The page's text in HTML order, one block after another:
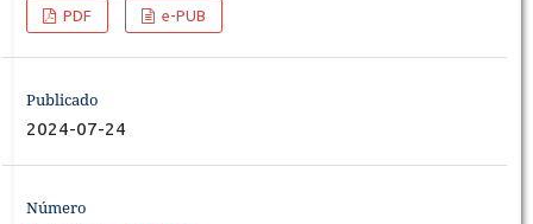
PDF e-PUB
Publicado
2024-07-24
Número